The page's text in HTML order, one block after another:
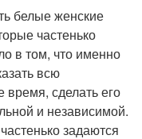
белые женские
частенько
в том, что именно
всю
время, сделать его
и независимой.
задаются